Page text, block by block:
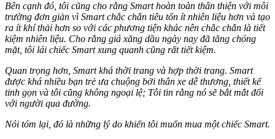
Bên cạnh đó, tôi cũng cho rằng Smart hoàn toàn thân thiện với môi
trường đơn giản vì Smart chắc chắn tiêu tốn ít nhiên liệu hơn và tạo
ra ít khí thải hơn so với các phương tiện khác nên chắc chắn là tiết
kiệm nhiên liệu. Cho rằng giá xăng dầu ngày nay đã tăng chóng
mặt, tôi lái chiếc Smart xung quanh cũng rất tiết kiệm.
Quan trọng hơn, Smart khá thời trang và hợp thời trang. Smart
được khá nhiều bạn trẻ ưa chuộng bởi thân xe dễ thương, thiết kế
tinh gọn và tôi cũng không ngoại lệ; Tôi tin rằng nó sẽ bắt mắt đối
với người qua đường.
Nói tóm lại, đó là những lý do khiến tôi muốn mua một chiếc Smart.